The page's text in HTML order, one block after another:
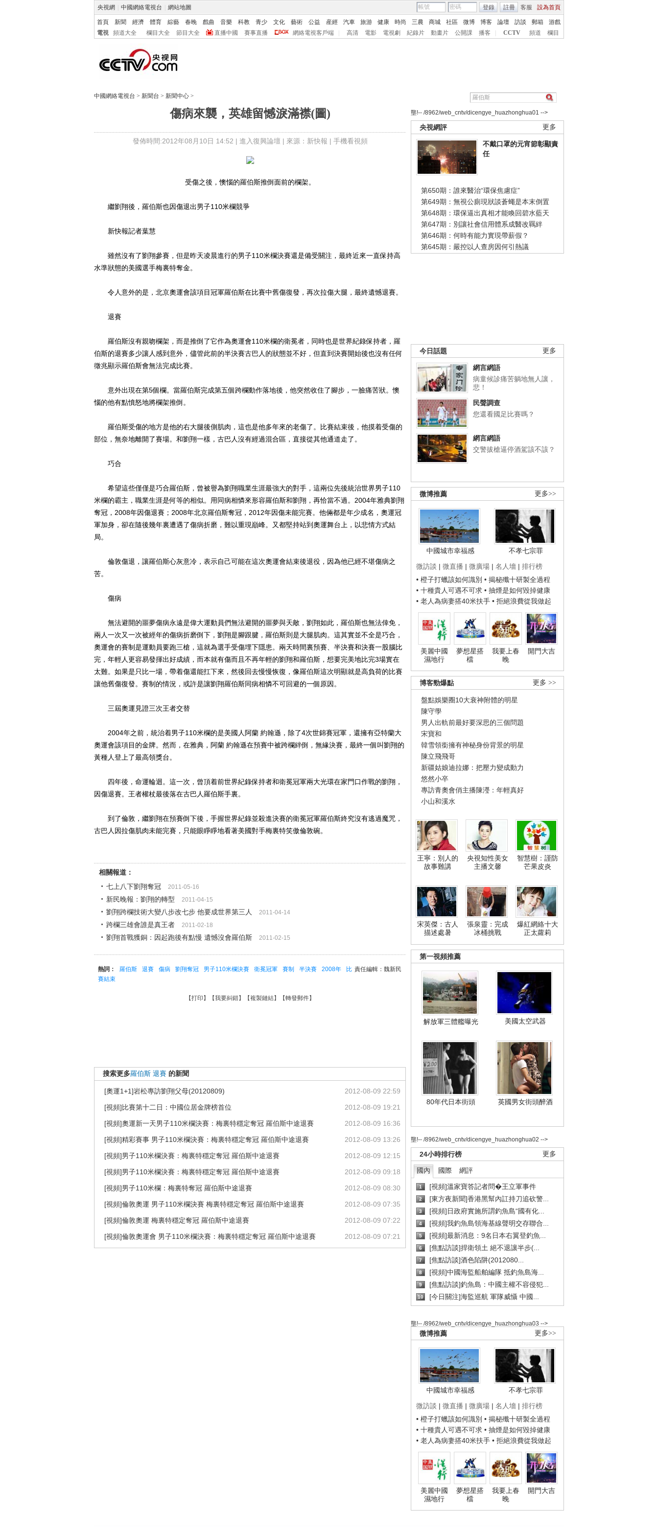
央視網 中國網絡電視台 網站地圖 客服 設為首頁
登錄 註冊
首頁 新聞 經濟 體育 綜藝 春晚 戲曲 音樂 科教 青少 文化 藝術 公益 産經 汽車 旅游 健康 時尚 三農 商城 社區 微博 博客 論壇 訪談 郵箱
游戲
電視
頻道大全 欄目大全 節目大全 直播中國 賽事直播 網絡電視客戶端 高清 電影 電視劇 紀錄片 動畫片 公開課 播客 CCTV 頻道 欄目
中國網絡電視台 > 新聞台 > 新聞中心 >
傷病來襲，英雄留憾淚滿襟(圖)
發佈時間:2012年08月10日 14:52 | 進入復興論壇 | 來源：新快報 | 手機看視頻
壟!-- /8962/web_cntv/dicengye_huazhonghua01 -->
更多
央視網評
不戴口罩的元宵節彰顯責
任
第650期：誰來醫治“環保焦慮症”
第649期：無視公廁現狀談蒼蠅是本末倒置
第648期：環保逼出真相才能喚回碧水藍天
第647期：別讓社會信用體系成醫改羈絆
第646期：何時有能力實現帶薪假？
第645期：嚴控以人查房因何引熱議
更多
今日話題
網言網語
病童候診痛苦躺地無人讓，
悲！
民聲調查
您還看國足比賽嗎？
網言網語
交警拔槍逼停酒駕該不該？
更多>>
微博推薦
中國城市幸福感
不孝七宗罪
微訪談 | 微直播 | 微廣場 | 名人墻 | 排行榜
• 橙子打蠟該如何識別 • 揭秘殲十研製全過程
• 十種貴人可遇不可求 • 抽煙是如何毀掉健康
• 老人為病妻搭40米扶手 • 拒絕浪費從我做起
美麗中國
濕地行
夢想星搭
檔
我要上春
晚
開門大吉
更多 >>
博客勁爆點
盤點娛樂圈10大衰神附體的明星
陳守學
男人出軌前最好要深思的三個問題
宋寶和
韓雪領銜擁有神秘身份背景的明星
陳立飛飛哥
新疆姑娘迪拉娜：把壓力變成動力
悠然小卒
專訪青奧會俏主播陳瀅：年輕真好
小山和溪水
王寧：別人的
故事難講
央視知性美女
主播文馨
智慧樹：謹防
芒果皮炎
宋英傑：古人
描述處暑
張泉靈：完成
冰桶挑戰
爆紅網絡十大
正太蘿莉
第一視頻推薦
解放軍三體艦曝光 美國太空武器
80年代日本街頭 英國男女街頭醉酒
壟!-- /8962/web_cntv/dicengye_huazhonghua02 -->
更多
24小時排行榜
國內 國際 網評
1 [視頻]溫家寶答記者問�王立軍事件
2 [東方夜新聞]香港黑幫內訌持刀追砍警...
3 [視頻]日政府實施所謂釣魚島“國有化...
4 [視頻]我釣魚島領海基線聲明交存聯合...
5 [視頻]最新消息：9名日本右翼登釣魚...
6 [焦點訪談]捍衛領土 絕不退讓半步(...
7 [焦點訪談]酒色陷阱(2012080...
8 [視頻]中國海監船舶編隊 抵釣魚島海...
9 [焦點訪談]釣魚島：中國主權不容侵犯...
10 [今日關注]海監巡航 軍隊威懾 中國...
壟!-- /8962/web_cntv/dicengye_huazhonghua03 -->
更多>>
微博推薦
中國城市幸福感
不孝七宗罪
微訪談 | 微直播 | 微廣場 | 名人墻 | 排行榜
• 橙子打蠟該如何識別 • 揭秘殲十研製全過程
• 十種貴人可遇不可求 • 抽煙是如何毀掉健康
• 老人為病妻搭40米扶手 • 拒絕浪費從我做起
美麗中國
濕地行
夢想星搭
檔
我要上春
晚
開門大吉
受傷之後，懊惱的羅伯斯推倒面前的欄架。
繼劉翔後，羅伯斯也因傷退出男子110米欄競爭
新快報記者葉慧
雖然沒有了劉翔參賽，但是昨天凌晨進行的男子110米欄決賽還是備受關注，最終近來一直保持高
水準狀態的美國選手梅裏特奪金。
令人意外的是，北京奧運會該項目冠軍羅伯斯在比賽中舊傷復發，再次拉傷大腿，最終遺憾退賽。
退賽
羅伯斯沒有親吻欄架，而是推倒了它作為奧運會110米欄的衛冕者，同時也是世界紀錄保持者，羅
伯斯的退賽多少讓人感到意外，儘管此前的半決賽古巴人的狀態並不好，但直到決賽開始後也沒有任何
徵兆顯示羅伯斯會無法完成比賽。
意外出現在第5個欄。當羅伯斯完成第五個跨欄動作落地後，他突然收住了腳步，一臉痛苦狀。懊
惱的他有點憤怒地將欄架推倒。
羅伯斯受傷的地方是他的右大腿後側肌肉，這也是他多年來的老傷了。比賽結束後，他摸着受傷的
部位，無奈地離開了賽場。和劉翔一樣，古巴人沒有經過混合區，直接從其他通道走了。
巧合
希望這些僅僅是巧合羅伯斯，曾被譽為劉翔職業生涯最強大的對手，這兩位先後統治世界男子110
米欄的霸主，職業生涯是何等的相似。用同病相憐來形容羅伯斯和劉翔，再恰當不過。2004年雅典劉翔
奪冠，2008年因傷退賽；2008年北京羅伯斯奪冠，2012年因傷未能完賽。他倆都是年少成名，奧運冠
軍加身，卻在隨後幾年裏遭遇了傷病折磨，難以重現巔峰。又都堅持站到奧運舞台上，以悲情方式結
局。
倫敦傷退，讓羅伯斯心灰意冷，表示自己可能在這次奧運會結束後退役，因為他已經不堪傷病之
苦。
傷病
無法避開的噩夢傷病永遠是偉大運動員們無法避開的噩夢與天敵，劉翔如此，羅伯斯也無法倖免，
兩人一次又一次被經年的傷病折磨倒下，劉翔是腳跟腱，羅伯斯則是大腿肌肉。這其實並不全是巧合，
奧運會的賽制是運動員要跑三槍，這就為選手受傷埋下隱患。兩天時間裏預賽、半決賽和決賽一股腦比
完，年輕人更容易發揮出好成績，而本就有傷而且不再年輕的劉翔和羅伯斯，想要完美地比完3場實在
太難。如果是只比一場，帶着傷還能扛下來，然後回去慢慢恢復，像羅伯斯這次明顯就是高負荷的比賽
讓他舊傷復發。賽制的情況，或許是讓劉翔羅伯斯同病相憐不可回避的一個原因。
三屆奧運見證三次王者交替
2004年之前，統治着男子110米欄的是美國人阿蘭 約翰遜，除了4次世錦賽冠軍，還擁有亞特蘭大
奧運會該項目的金牌。然而，在雅典，阿蘭 約翰遜在預賽中被跨欄絆倒，無緣決賽，最終一個叫劉翔的
黃種人登上了最高領獎台。
四年後，命運輪迴。這一次，曾頂着前世界紀錄保持者和衛冕冠軍兩大光環在家門口作戰的劉翔，
因傷退賽。王者權杖最後落在古巴人羅伯斯手裏。
到了倫敦，繼劉翔在預賽倒下後，手握世界紀錄並殺進決賽的衛冕冠軍羅伯斯終究沒有逃過魔咒，
古巴人因拉傷肌肉未能完賽，只能眼睜睜地看著美國對手梅裏特笑傲倫敦碗。
相關報道：
七上八下劉翔奪冠
2011-05-16
新民晚報：劉翔的轉型 2011-04-15
劉翔跨欄技術大變八步改七步 他要成世界第三人 2011-04-14
跨欄三雄會誰是真王者 2011-02-18
劉翔首戰獲銅：因起跑後有點慢 遺憾沒會羅伯斯 2011-02-15
責任編輯：魏新民
熱詞： 羅伯斯 退賽 傷病 劉翔奪冠 男子110米欄決賽 衛冕冠軍 賽制 半決賽 2008年
比
賽結束
【打印 】【我要糾錯】【複製鏈結】【轉發郵件】
搜索更多羅伯斯 退賽 的新聞
2012-08-09 22:59
[奧運1+1]岩松專訪劉翔父母(20120809)
2012-08-09 19:21
[視頻]比賽第十二日：中國位居金牌榜首位
2012-08-09 16:36
[視頻]奧運新一天男子110米欄決賽：梅裏特穩定奪冠 羅伯斯中途退賽
2012-08-09 13:26
[視頻]精彩賽事 男子110米欄決賽：梅裏特穩定奪冠 羅伯斯中途退賽
2012-08-09 12:15
[視頻]男子110米欄決賽：梅裏特穩定奪冠 羅伯斯中途退賽
2012-08-09 09:18
[視頻]男子110米欄決賽：梅裏特穩定奪冠 羅伯斯中途退賽
2012-08-09 08:30
[視頻]男子110米欄：梅裏特奪冠 羅伯斯中途退賽
2012-08-09 07:35
[視頻]倫敦奧運 男子110米欄決賽 梅裏特穩定奪冠 羅伯斯中途退賽
2012-08-09 07:22
[視頻]倫敦奧運 梅裏特穩定奪冠 羅伯斯中途退賽
2012-08-09 07:21
[視頻]倫敦奧運會 男子110米欄決賽：梅裏特穩定奪冠 羅伯斯中途退賽